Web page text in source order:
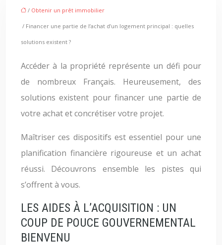
/ Obtenir un prêt immobilier
/ Financer une partie de l’achat d’un logement principal : quelles
solutions existent ?
Accéder à la propriété représente un défi pour
de nombreux Français. Heureusement, des
solutions existent pour financer une partie de
votre achat et concrétiser votre projet.
Maîtriser ces dispositifs est essentiel pour une
planification financière rigoureuse et un achat
réussi. Découvrons ensemble les pistes qui
s’offrent à vous.
LES AIDES À L’ACQUISITION : UN
COUP DE POUCE GOUVERNEMENTAL
BIENVENU